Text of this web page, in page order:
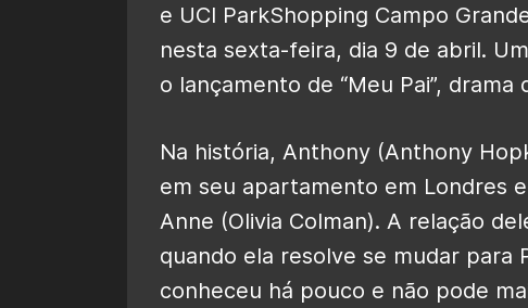
e UCI ParkShopping Campo
nesta sexta-feira, dia 9 de abril.
o lançamento de “Meu Pai”,
Na história, Anthony (Anthony
em seu apartamento em Londres
Anne (Olivia Colman). A relação
quando ela resolve se mudar para
conheceu há pouco e não pode